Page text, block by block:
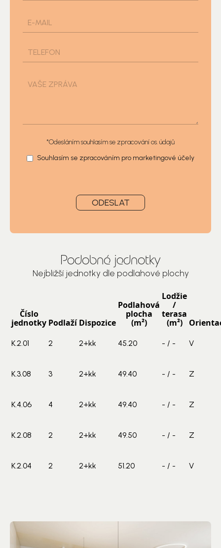
*Odesláním souhlasím se zpracování os. údajů
Souhlasím se zpracováním pro marketingové účely
ODESLAT
Podobné jednotky
Nejbližší jednotky dle podlahové plochy
Číslo
jednotky Podlaží Dispozice
Podlahová
plocha
(m²)
Lodžie
/
terasa
(m²)
K.2.01 2 2+kk 45.20 - / - V
K.3.08 3 2+kk 49.40 - / - Z
K.4.06 4 2+kk 49.40 - / - Z
K.2.08 2 2+kk 49.50 - / - Z
K.2.04 2 2+kk 51.20 - / - V